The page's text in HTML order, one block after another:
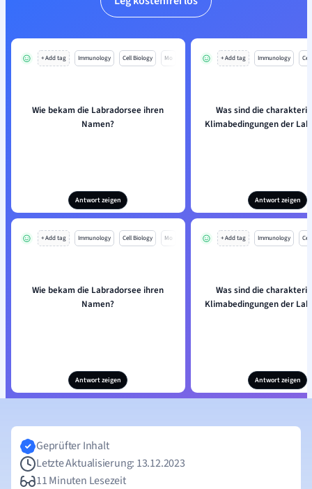
+ Add tag Immunology Cell Biology Mo
Wie bekam die Labradorsee ihren
Namen?
Antwort zeigen
+ Add tag Immunology
Was sind die
Klimabedingungen der
Antwort zeigen
+ Add tag Immunology Cell Biology Mo
Wie bekam die Labradorsee ihren
Namen?
Antwort zeigen
+ Add tag Immunology
Was sind die
Klimabedingungen der
Antwort zeigen
Geprüfter Inhalt
Letzte Aktualisierung: 13.12.2023
11 Minuten Lesezeit